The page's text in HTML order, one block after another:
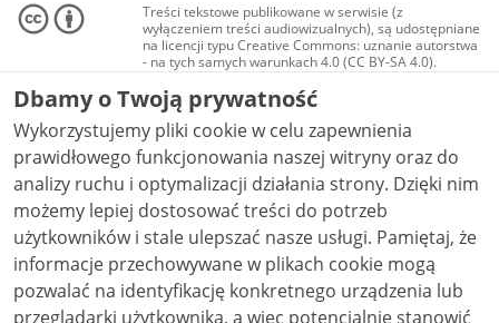
Treści tekstowe publikowane w serwisie (z
wyłączeniem treści audiowizualnych), są udostępniane
na licencji typu Creative Commons: uznanie autorstwa
- na tych samych warunkach 4.0 (CC BY-SA 4.0).
Materiały audiowizualne, w tym zdjęcia, materiały
audio i wideo, są udostępniane na licencji typu
Creative Commons: uznanie autorstwa użycie
niekomercyjne - bez utworów zależnych 4.0 (CC BY-
NC-ND 4.0), o ile nie jest to stwierdzone inaczej.
Dbamy o Twoją prywatność
Wykorzystujemy pliki cookie w celu zapewnienia
prawidłowego funkcjonowania naszej witryny oraz do
analizy ruchu i optymalizacji działania strony. Dzięki nim
możemy lepiej dostosować treści do potrzeb
użytkowników i stale ulepszać nasze usługi. Pamiętaj, że
informacje przechowywane w plikach cookie mogą
pozwalać na identyfikację konkretnego urządzenia lub
przeglądarki użytkownika, a więc potencjalnie stanowić